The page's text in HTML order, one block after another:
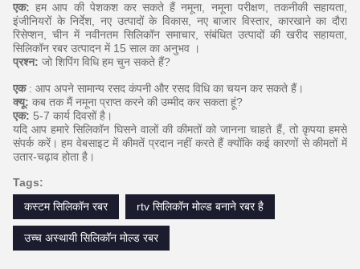
एक: हम आप की पेशकश कर सकते हैं नमूना, नमूना परीक्षण, तकनीकी सहायता,
इंजीनियरों के निर्देश, नए उत्पादों के विकास, नए बाजार विस्तार, कारखाने का दौरा
रिसेप्शन, चीन में नवीनतम सिलिकॉन समाचार, संबंधित उत्पादों की खरीद सहायता,
सिलिकॉन रबर उत्पादन में 15 साल का अनुभव ।
प्रश्न: जो शिपिंग विधि हम चुन सकते हैं?
एक: आप अपने सामान्य रसद कंपनी और रसद विधि का चयन कर सकते हैं।
क्यू: कब तक मैं नमूना प्राप्त करने की उम्मीद कर सकता हूं?
एक: 5-7 कार्य दिवसों है।
यदि आप हमारे सिलिकॉन घिसने वालों की कीमतों को जानना चाहते हैं, तो कृपया हमसे
संपर्क करें। हम वेबसाइट में कीमतें प्रदान नहीं करते हैं क्योंकि कई कारणों से कीमतों में
उतार-चढ़ाव होता है।
Tags:
कस्टम सिलिकॉन रबर
rtv सिलिकॉन मोल्ड बनाने रबर है
उच्च अस्थायी सिलिकॉन मोल्ड रबर